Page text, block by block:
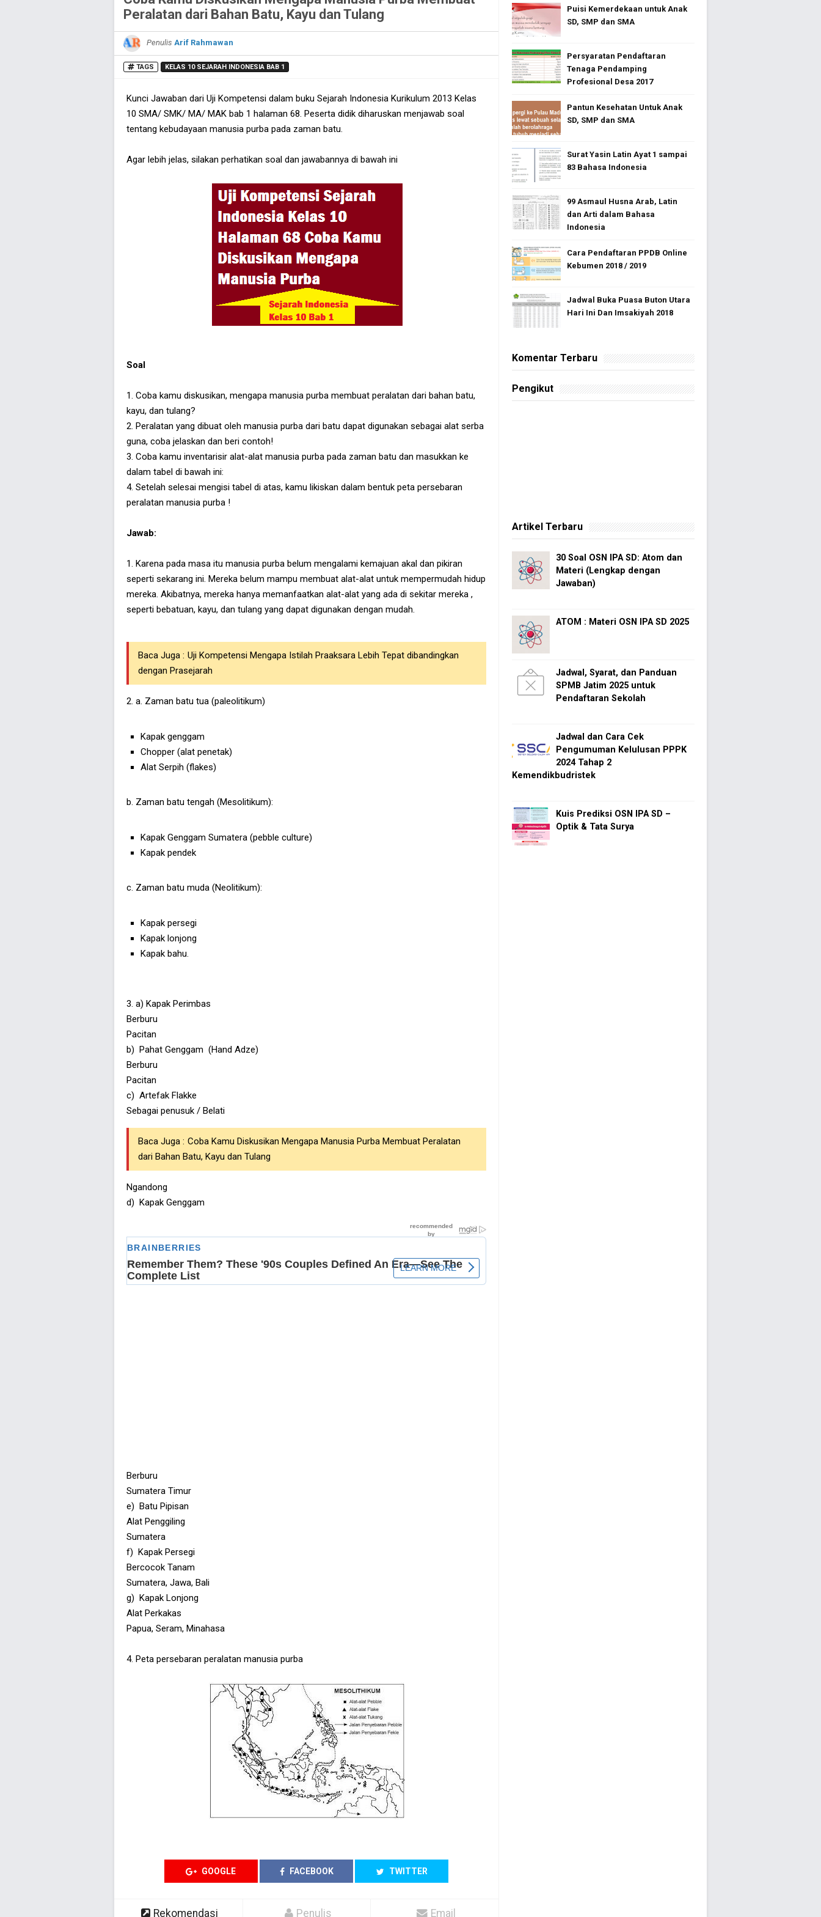
Peralatan dari Bahan Batu, Kayu dan Tulang
Penulis Arif Rahmawan
TAGS KELAS 10 SEJARAH INDONESIA BAB 1
Kunci Jawaban dari Uji Kompetensi dalam buku Sejarah Indonesia Kurikulum 2013 Kelas
10 SMA/ SMK/ MA/ MAK bab 1 halaman 68. Peserta didik diharuskan menjawab soal
tentang kebudayaan manusia purba pada zaman batu.
Agar lebih jelas, silakan perhatikan soal dan jawabannya di bawah ini
Soal
1. Coba kamu diskusikan, mengapa manusia purba membuat peralatan dari bahan batu,
kayu, dan tulang?
2. Peralatan yang dibuat oleh manusia purba dari batu dapat digunakan sebagai alat serba
guna, coba jelaskan dan beri contoh!
3. Coba kamu inventarisir alat-alat manusia purba pada zaman batu dan masukkan ke
dalam tabel di bawah ini:
4. Setelah selesai mengisi tabel di atas, kamu likiskan dalam bentuk peta persebaran
peralatan manusia purba !
Jawab:
1. Karena pada masa itu manusia purba belum mengalami kemajuan akal dan pikiran
seperti sekarang ini. Mereka belum mampu membuat alat-alat untuk mempermudah hidup
mereka. Akibatnya, mereka hanya memanfaatkan alat-alat yang ada di sekitar mereka ,
seperti bebatuan, kayu, dan tulang yang dapat digunakan dengan mudah.
Baca Juga : Uji Kompetensi Mengapa Istilah Praaksara Lebih Tepat dibandingkan
dengan Prasejarah
2. a. Zaman batu tua (paleolitikum)
Kapak genggam
Chopper (alat penetak)
Alat Serpih (flakes)
b. Zaman batu tengah (Mesolitikum):
Kapak Genggam Sumatera (pebble culture)
Kapak pendek
c. Zaman batu muda (Neolitikum):
Kapak persegi
Kapak lonjong
Kapak bahu.
3. a) Kapak Perimbas
Berburu
Pacitan
b) Pahat Genggam (Hand Adze)
Berburu
Pacitan
c) Artefak Flakke
Sebagai penusuk / Belati
Baca Juga : Coba Kamu Diskusikan Mengapa Manusia Purba Membuat Peralatan
dari Bahan Batu, Kayu dan Tulang
Ngandong
d) Kapak Genggam
Berburu
Sumatera Timur
e) Batu Pipisan
Alat Penggiling
Sumatera
f) Kapak Persegi
Bercocok Tanam
Sumatera, Jawa, Bali
g) Kapak Lonjong
Alat Perkakas
Papua, Seram, Minahasa
4. Peta persebaran peralatan manusia purba
GOOGLE FACEBOOK TWITTER
Rekomendasi Penulis Email
Puisi Kemerdekaan untuk Anak
SD, SMP dan SMA
Persyaratan Pendaftaran
Tenaga Pendamping
Profesional Desa 2017
Pantun Kesehatan Untuk Anak
SD, SMP dan SMA
Surat Yasin Latin Ayat 1 sampai
83 Bahasa Indonesia
99 Asmaul Husna Arab, Latin
dan Arti dalam Bahasa
Indonesia
Cara Pendaftaran PPDB Online
Kebumen 2018 / 2019
Jadwal Buka Puasa Buton Utara
Hari Ini Dan Imsakiyah 2018
Komentar Terbaru
Pengikut
Artikel Terbaru
30 Soal OSN IPA SD: Atom dan
Materi (Lengkap dengan
Jawaban)
ATOM : Materi OSN IPA SD 2025
Jadwal, Syarat, dan Panduan
SPMB Jatim 2025 untuk
Pendaftaran Sekolah
Jadwal dan Cara Cek
Pengumuman Kelulusan PPPK
2024 Tahap 2
Kemendikbudristek
Kuis Prediksi OSN IPA SD –
Optik & Tata Surya